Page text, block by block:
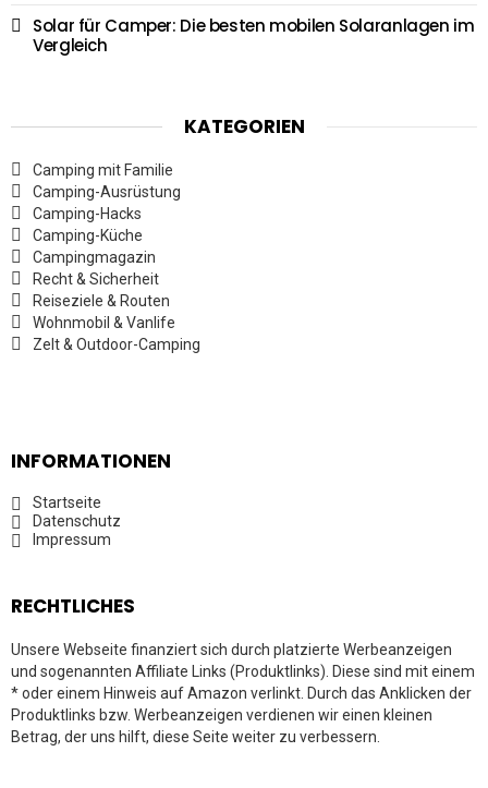
Solar für Camper: Die besten mobilen Solaranlagen im
Vergleich
KATEGORIEN
Camping mit Familie
Camping-Ausrüstung
Camping-Hacks
Camping-Küche
Campingmagazin
Recht & Sicherheit
Reiseziele & Routen
Wohnmobil & Vanlife
Zelt & Outdoor-Camping
INFORMATIONEN
Startseite
Datenschutz
Impressum
RECHTLICHES
Unsere Webseite finanziert sich durch platzierte Werbeanzeigen
und sogenannten Affiliate Links (Produktlinks). Diese sind mit einem
* oder einem Hinweis auf Amazon verlinkt. Durch das Anklicken der
Produktlinks bzw. Werbeanzeigen verdienen wir einen kleinen
Betrag, der uns hilft, diese Seite weiter zu verbessern.